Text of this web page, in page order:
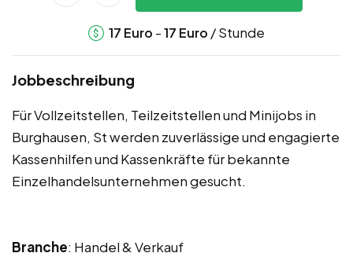
17 Euro -17 Euro / Stunde
Jobbeschreibung
Für Vollzeitstellen, Teilzeitstellen und Minijobs in
Burghausen, St werden zuverlässige und engagierte
Kassenhilfen und Kassenkräfte für bekannte
Einzelhandelsunternehmen gesucht.
Branche: Handel & Verkauf